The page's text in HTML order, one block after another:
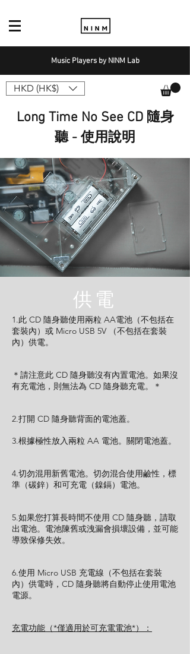
Music Players by NINM Lab
HKD (HK$)
Long Time No See CD 隨身
聽 - 使用說明
​供電
1.此 CD 隨身聽使用兩粒 AA電池（不包括在
套裝內）或 Micro USB 5V （不包括在套裝
內）供電。
＊請注意此 CD 隨身聽沒有內置電池。如果沒
有充電池，則無法為 CD 隨身聽充電。＊
2.打開 CD 隨身聽背面的電池蓋。
3.根據極性放入兩粒 AA 電池。關閉電池蓋。
4.切勿混用新舊電池。切勿混合使用鹼性，標
準（碳鋅）和可充電（鎳鎘）電池。
5.如果您打算長時間不使用 CD 隨身聽，請取
出電池。電池陳舊或洩漏會損壞設備，並可能
導致保修失效。
6.使用 Micro USB 充電線（不包括在套裝
內）供電時，CD 隨身聽將自動停止使用電池
電源。
充電功能（*僅適用於可充電電池*）：